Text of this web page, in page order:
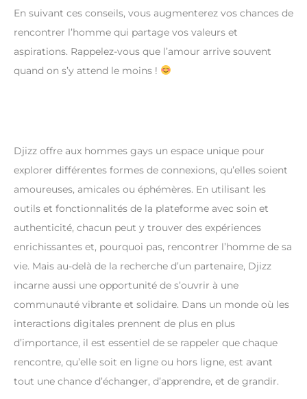
En suivant ces conseils, vous augmenterez vos chances de
rencontrer l’homme qui partage vos valeurs et
aspirations. Rappelez-vous que l’amour arrive souvent
quand on s’y attend le moins !
Djizz offre aux hommes gays un espace unique pour
explorer différentes formes de connexions, qu’elles soient
amoureuses, amicales ou éphémères. En utilisant les
outils et fonctionnalités de la plateforme avec soin et
authenticité, chacun peut y trouver des expériences
enrichissantes et, pourquoi pas, rencontrer l’homme de sa
vie. Mais au-delà de la recherche d’un partenaire, Djizz
incarne aussi une opportunité de s’ouvrir à une
communauté vibrante et solidaire. Dans un monde où les
interactions digitales prennent de plus en plus
d’importance, il est essentiel de se rappeler que chaque
rencontre, qu’elle soit en ligne ou hors ligne, est avant
tout une chance d’échanger, d’apprendre, et de grandir.